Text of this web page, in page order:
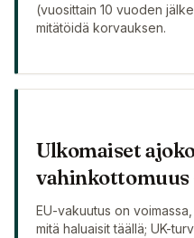
(vuosittain 10 vuoden
mitätöidä korvauksen.
Ulkomaiset
EU-vakuutus on
mitä haluaisit täällä; UK-